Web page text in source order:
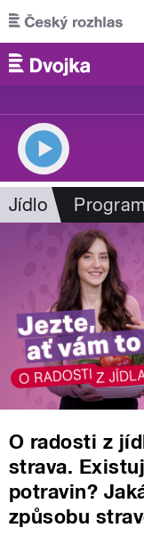
Přejít k hlavnímu
Jídlo Program
O radosti z
strava.
potravin?
způsobu